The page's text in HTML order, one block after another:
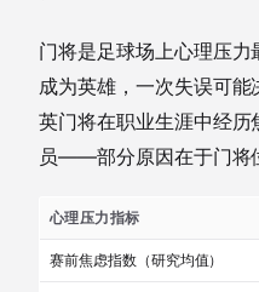
门将是足球场上心理压
成为英雄，一次失误可
英门将在职业生涯中经
员——部分原因在于门将
心理压力指标
赛前焦虑指数（研究均值）